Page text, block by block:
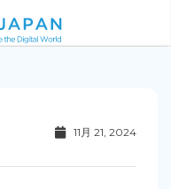
11月 21, 2024